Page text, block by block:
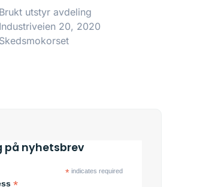
Brukt utstyr avdeling
Industriveien 20, 2020
Skedsmokorset
på nyhetsbrev
* indicates required